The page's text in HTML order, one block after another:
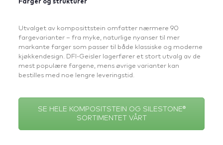
Farger og strukturer
Utvalget av komposittstein omfatter nærmere 90
fargevarianter – fra myke, naturlige nyanser til mer
markante farger som passer til både klassiske og moderne
kjøkkendesign. DFI-Geisler lagerfører et stort utvalg av de
mest populære fargene, mens øvrige varianter kan
bestilles med noe lengre leveringstid.
SE HELE KOMPOSITSTEIN OG SILESTONE®
SORTIMENTET VÅRT